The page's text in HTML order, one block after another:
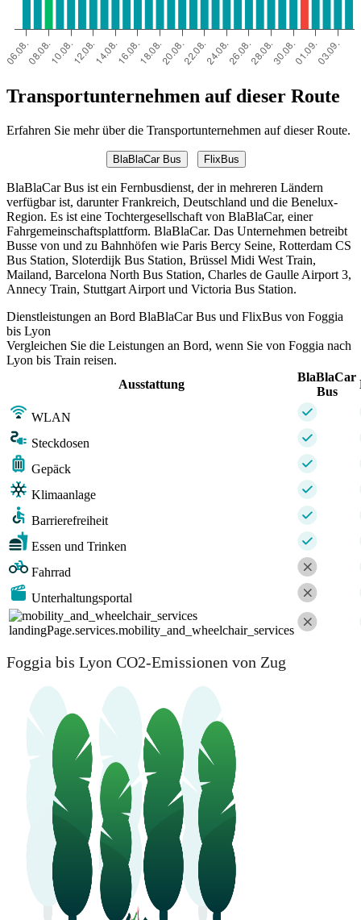
Transportunternehmen auf dieser Route
Erfahren Sie mehr über die Transportunternehmen auf dieser Route.
BlaBlaCar Bus FlixBus
BlaBlaCar Bus ist ein Fernbusdienst, der in mehreren Ländern
verfügbar ist, darunter Frankreich, Deutschland und die Benelux-
Region. Es ist eine Tochtergesellschaft von BlaBlaCar, einer
Fahrgemeinschaftsplattform. BlaBlaCar. Das Unternehmen betreibt
Busse von und zu Bahnhöfen wie Paris Bercy Seine, Rotterdam CS
Bus Station, Sloterdijk Bus Station, Brüssel Midi West Train,
Mailand, Barcelona North Bus Station, Charles de Gaulle Airport 3,
Annecy Train, Stuttgart Airport und Victoria Bus Station.
Dienstleistungen an Bord BlaBlaCar Bus und FlixBus von Foggia
bis Lyon
Vergleichen Sie die Leistungen an Bord, wenn Sie von Foggia nach
Lyon bis Train reisen.
Ausstattung
BlaBlaCar
Bus
WLAN
Steckdosen
Gepäck
Klimaanlage
Barrierefreiheit
Essen und Trinken
Fahrrad
Unterhaltungsportal
landingPage.services.mobility_and_wheelchair_services
Foggia bis Lyon CO2-Emissionen von Zug